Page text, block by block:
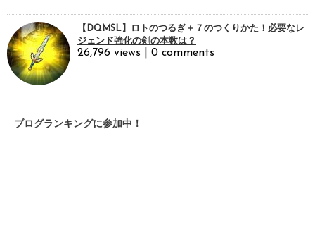
【DQMSL】ロトのつるぎ＋７のつくりかた！必要なレ
ジェンド強化の剣の本数は？
26,796 views 0 comments
ブログランキングに参加中！